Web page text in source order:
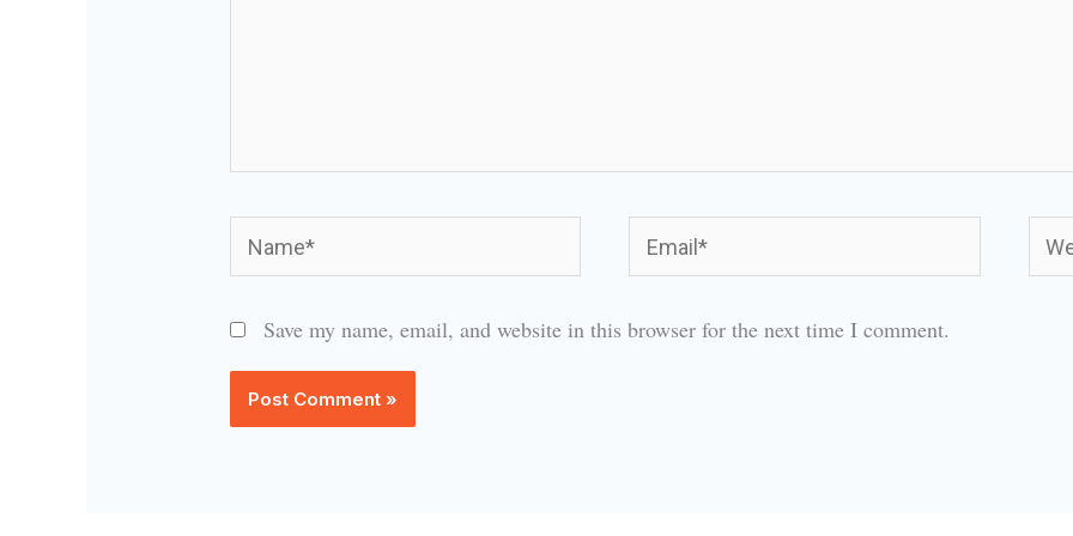
Name* Email*
Save my name, email, and website in this browser for the next time I comment.